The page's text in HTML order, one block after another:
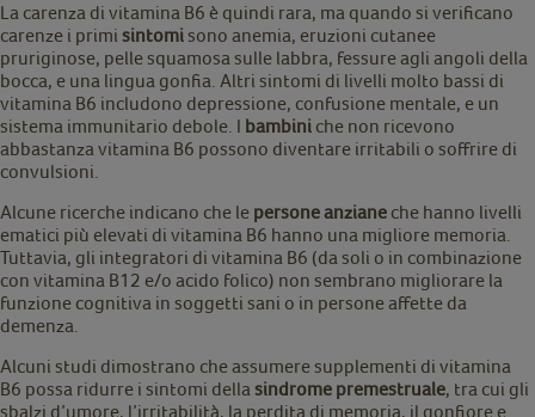
La carenza di vitamina B6 è quindi rara, ma quando si verificano
carenze i primi sintomisono anemia, eruzioni cutanee
pruriginose, pelle squamosa sulle labbra, fessure agli angoli della
bocca, e una lingua gonfia. Altri sintomi di livelli molto bassi di
vitamina B6 includono depressione, confusione mentale, e un
sistema immunitario debole. I bambini che non ricevono
abbastanza vitamina B6 possono diventare irritabili o soffrire di
convulsioni.
Alcune ricerche indicano che le persone anziane che hanno livelli
ematici più elevati di vitamina B6 hanno una migliore memoria.
Tuttavia, gli integratori di vitamina B6 (da soli o in combinazione
con vitamina B12 e/o acido folico) non sembrano migliorare la
funzione cognitiva in soggetti sani o in persone affette da
demenza.
Alcuni studi dimostrano che assumere supplementi di vitamina
B6 possa ridurre i sintomi della sindrome premestruale, tra cui gli
sbalzi d’umore, l’irritabilità, la perdita di memoria, il gonfiore e